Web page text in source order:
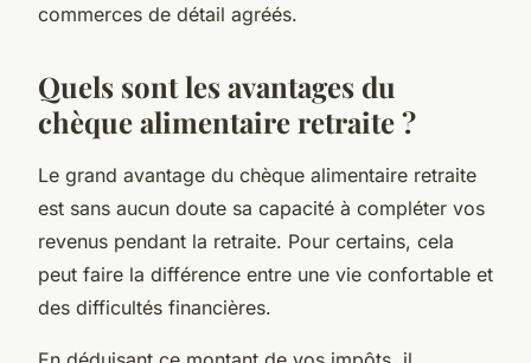
commerces de détail agréés.
Quels sont les avantages du
chèque alimentaire retraite ?
Le grand avantage du chèque alimentaire retraite
est sans aucun doute sa capacité à compléter vos
revenus pendant la retraite. Pour certains, cela
peut faire la différence entre une vie confortable et
des difficultés financières.